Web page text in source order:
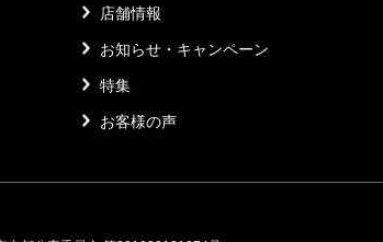
店舗情報
お知らせ・キャンペーン
特集
お客様の声